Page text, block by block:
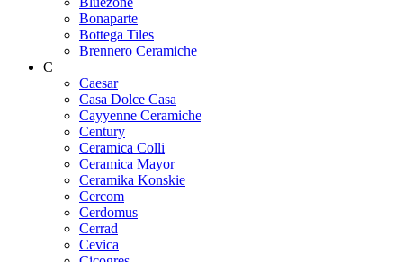
Bonaparte
Bottega Tiles
Brennero Ceramiche
C
Caesar
Casa Dolce Casa
Cayyenne Ceramiche
Century
Ceramica Colli
Ceramica Mayor
Ceramika Konskie
Cercom
Cerdomus
Cerrad
Cevica